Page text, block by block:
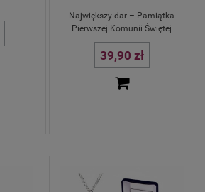
Największy dar – Pamiątka
Pierwszej Komunii Świętej
39,90 zł